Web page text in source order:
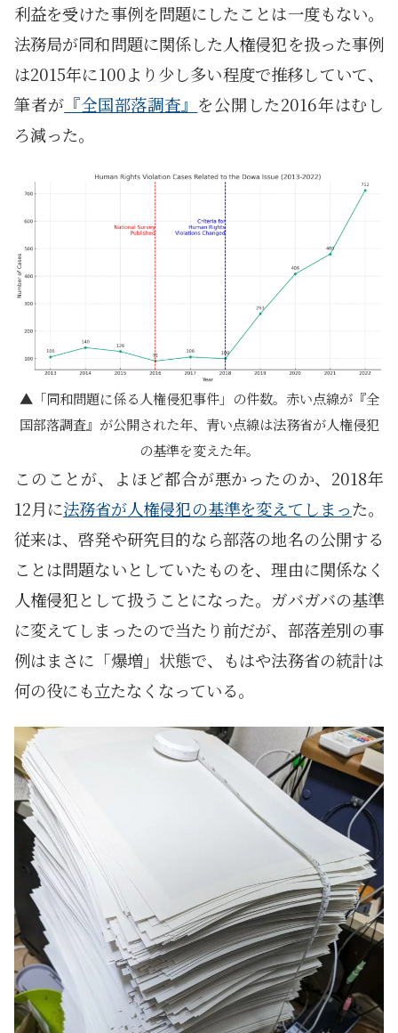
利益を受けた事例を問題にしたことは一度もない。
法務局が同和問題に関係した人権侵犯を扱った事例
は2015年に100より少し多い程度で推移していて、
筆者が 『全国部落調査』 を公開した2016年はむし
ろ減った。
「同和問題に係る人権侵犯事件」の件数。赤い点線が『全
国部落調査』が公開された年、青い点線は法務省が人権侵犯
の基準を変えた年。
このことが、よほど都合が悪かったのか、2018年
12月に法務省が人権侵犯の基準を変えてしまった。
従来は、啓発や研究目的なら部落の地名の公開する
ことは問題ないとしていたものを、理由に関係なく
人権侵犯として扱うことになった。ガバガバの基準
に変えてしまったので当たり前だが、部落差別の事
例はまさに「爆増」状態で、もはや法務省の統計は
何の役にも立たなくなっている。